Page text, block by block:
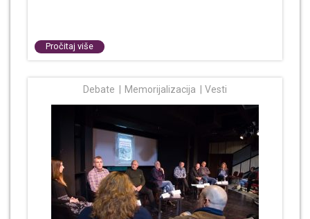
Pročitaj više
Debate Memorijalizacija Vesti